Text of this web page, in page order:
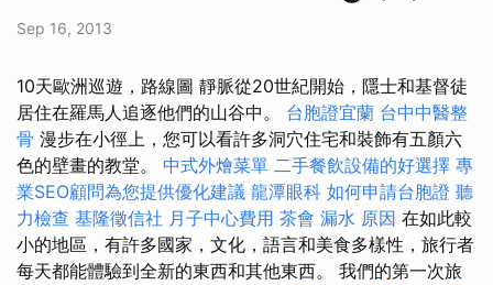
Sep 16, 2013
10天歐洲巡遊，路線圖 靜脈從20世紀開始，隱士和基督徒
居住在羅馬人追逐他們的山谷中。 台胞證宜蘭 台中中醫整
骨 漫步在小徑上，您可以看許多洞穴住宅和裝飾有五顏六
色的壁畫的教堂。 中式外燴菜單 二手餐飲設備的好選擇 專
業SEO顧問為您提供優化建議 龍潭眼科 如何申請台胞證 聽
力檢查 基隆徵信社 月子中心費用 茶會 漏水 原因 在如此較
小的地區，有許多國家，文化，語言和美食多樣性，旅行者
每天都能體驗到全新的東西和其他東西。 我們的第一次旅